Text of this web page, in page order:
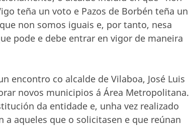
teña un voto e Pazos de Borbén teña un
non somos iguais e, por tanto, nesa
pode e debe entrar en vigor de maneira
encontro co alcalde de Vilaboa, José Luis
novos municipios á Área Metropolitana.
da entidade e, unha vez realizado
aqueles que o solicitasen e que reúnan